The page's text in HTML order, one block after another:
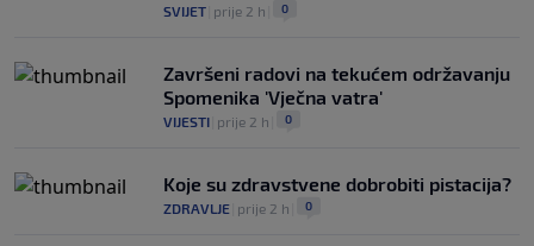
SVIJET prije 2 h 0
Završeni radovi na tekućem održavanju
Spomenika 'Vječna vatra'
VIJESTI prije 2 h 0
Koje su zdravstvene dobrobiti pistacija?
ZDRAVLJE prije 2 h 0